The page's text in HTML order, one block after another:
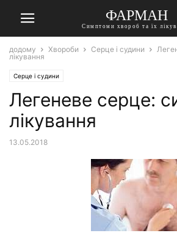
ФАРМАН
Симптоми хвороб та їх
додому Хвороби Серце і судини
лікування
Серце і судини
Легеневе серце:
лікування
13.05.2018